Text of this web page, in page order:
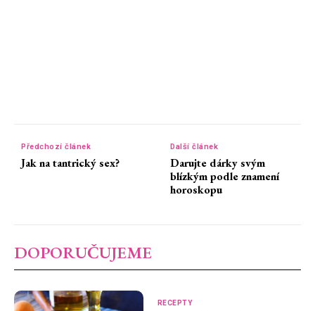
Předchozí článek
Jak na tantrický sex?
Další článek
Darujte dárky svým
blízkým podle znamení
horoskopu
DOPORUČUJEME
RECEPTY